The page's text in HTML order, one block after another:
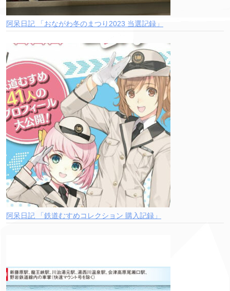
阿呆日記 「おながわ冬のまつり2023 当選記録」
阿呆日記 「鉄道むすめコレクション 購入記録」